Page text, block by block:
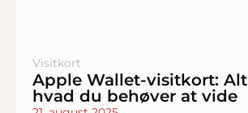
Visitkort
Apple Wallet-visitkort: Alt
hvad du behøver at vide